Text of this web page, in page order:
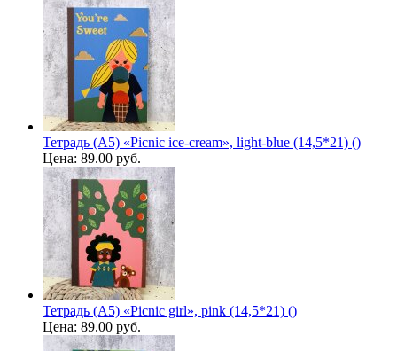
Тетрадь (A5) «Picnic ice-cream», light-blue (14,5*21) ()
Цена: 89.00 руб.
Тетрадь (A5) «Picnic girl», pink (14,5*21) ()
Цена: 89.00 руб.